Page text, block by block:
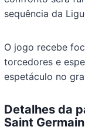
sequência da
O jogo recebe
torcedores e
espetáculo no
Detalhes da
Saint Germain